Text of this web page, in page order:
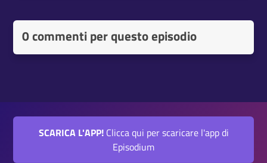
0 commenti per questo episodio
SCARICA L'APP!Clicca qui per scaricare l'app di
Episodium